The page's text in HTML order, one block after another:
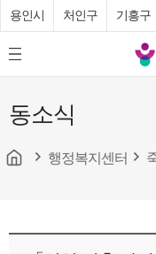
용인시 처인구 기흥구
모
바
메
뉴
튼
용
인
수
청
동소식
행정복지센터